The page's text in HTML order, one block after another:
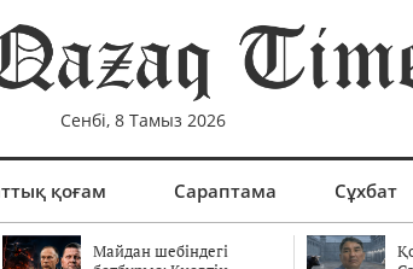
Сенбі, 8 Тамыз 2026
қоғам Сараптама Сұхбат
Майдан шебіндегі